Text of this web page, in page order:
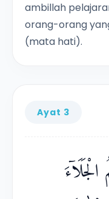
ambillah
orang-orang
(mata hati).
Ayat 3